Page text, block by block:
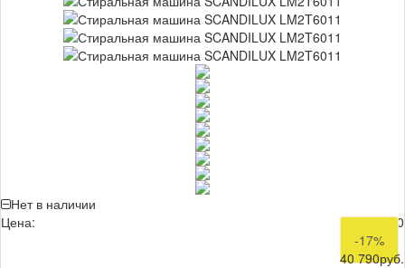
Нет в наличии
Цена:
48 990
-17%
40 790руб.